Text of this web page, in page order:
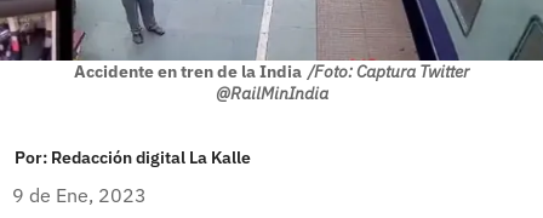
Accidente en tren de la India /Foto: Captura Twitter
@RailMinIndia
Por: Redacción digital La Kalle
9 de Ene, 2023